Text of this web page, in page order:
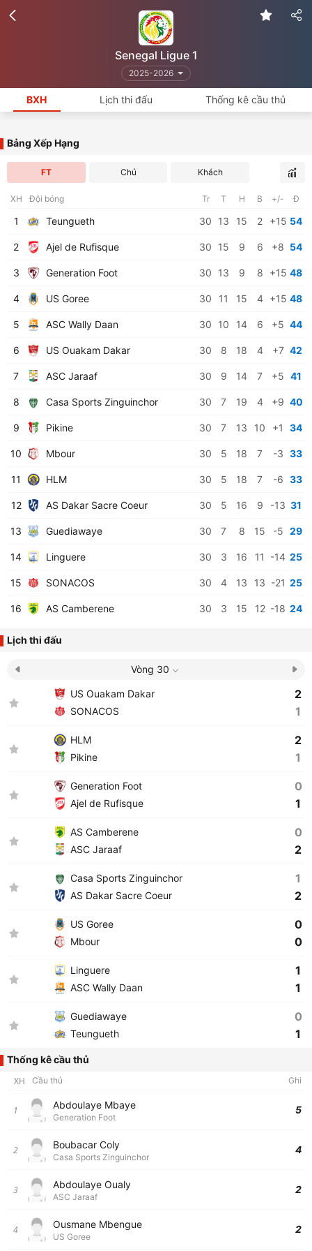
Senegal Ligue 1
2025-2026
BXH Lịch thi đấu Thống kê cầu thủ
Bảng Xếp Hạng
FT Chủ Khách
XH Đội bóng Tr T H B +/- Đ
1 Teungueth 30 13 15 2 +15 54
2 Ajel de Rufisque 30 15 9 6 +8 54
3 Generation Foot 30 13 9 8 +15 48
4 US Goree 30 11 15 4 +15 48
5 ASC Wally Daan 30 10 14 6 +5 44
6 US Ouakam Dakar 30 8 18 4 +7 42
7 ASC Jaraaf 30 9 14 7 +5 41
8 Casa Sports Zinguinchor 30 7 19 4 +9 40
9 Pikine 30 7 13 10 +1 34
10 Mbour 30 5 18 7 -3 33
11 HLM 30 5 18 7 -6 33
12 AS Dakar Sacre Coeur 30 5 16 9 -13 31
13 Guediawaye 30 7 8 15 -5 29
14 Linguere 30 3 16 11 -14 25
15 SONACOS 30 4 13 13 -21 25
16 AS Camberene 30 3 15 12 -18 24
Lịch thi đấu
Vòng 30
US Ouakam Dakar
SONACOS
2
1
HLM
Pikine
2
1
Generation Foot
Ajel de Rufisque
0
1
AS Camberene
ASC Jaraaf
0
2
Casa Sports Zinguinchor
AS Dakar Sacre Coeur
1
2
US Goree
Mbour
0
0
Linguere
ASC Wally Daan
1
1
Guediawaye
Teungueth
0
1
Thống kê cầu thủ
XH
Cầu thủ Ghi
1 Abdoulaye Mbaye
Generation Foot
5
2 Boubacar Coly
Casa Sports Zinguinchor
4
3 Abdoulaye Oualy
ASC Jaraaf
2
4 Ousmane Mbengue
US Goree
2